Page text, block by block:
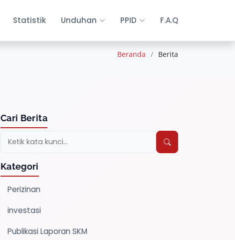
Beranda Berita
Statistik Unduhan PPID F.A.Q
Cari Berita
Kategori
Perizinan
investasi
Publikasi Laporan SKM